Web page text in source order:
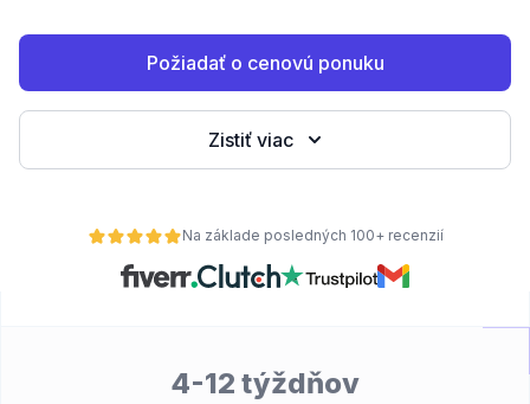
Požiadať o cenovú ponuku
Zistiť viac
Na základe posledných 100+ recenzií
4-12 týždňov